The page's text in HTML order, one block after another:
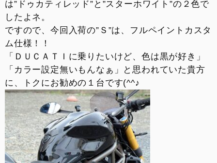
は”ドゥカティレッド”と”スターホワイト”の２色で
したよネ。
ですので、今回入荷の”Ｓ”は、フルペイントカスタ
ム仕様！！
「ＤＵＣＡＴＩに乗りたいけど、色は黒が好き」
「カラー設定無いもんなぁ」と思われていた貴方
に、トクにお勧めの１台です(^^♪